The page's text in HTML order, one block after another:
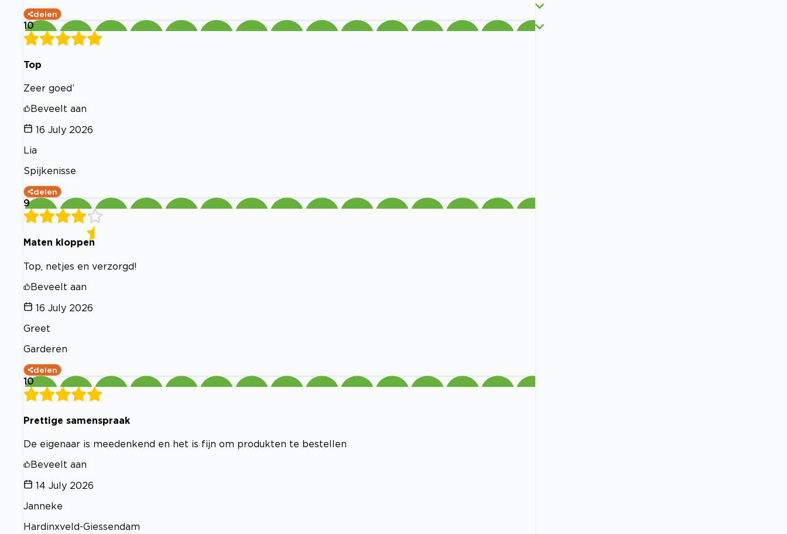
delen
10
Top
Zeer goed’
Beveelt aan
16 July 2026
Lia
Spijkenisse
delen
9
Maten kloppen
Top, netjes en verzorgd!
Beveelt aan
16 July 2026
Greet
Garderen
delen
10
Prettige samenspraak
De eigenaar is meedenkend en het is fijn om produkten te bestellen
Beveelt aan
14 July 2026
Janneke
Hardinxveld-Giessendam